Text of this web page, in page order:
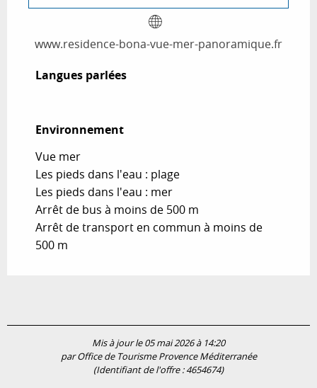
www.residence-bona-vue-mer-panoramique.fr
Langues parlées
Langues parlées
Environnement
Environnement
Vue mer
Les pieds dans l'eau : plage
Les pieds dans l'eau : mer
Arrêt de bus à moins de 500 m
Arrêt de transport en commun à moins de
500 m
Mis à jour le 05 mai 2026 à 14:20
par Office de Tourisme Provence Méditerranée
(Identifiant de l'offre :4654674)